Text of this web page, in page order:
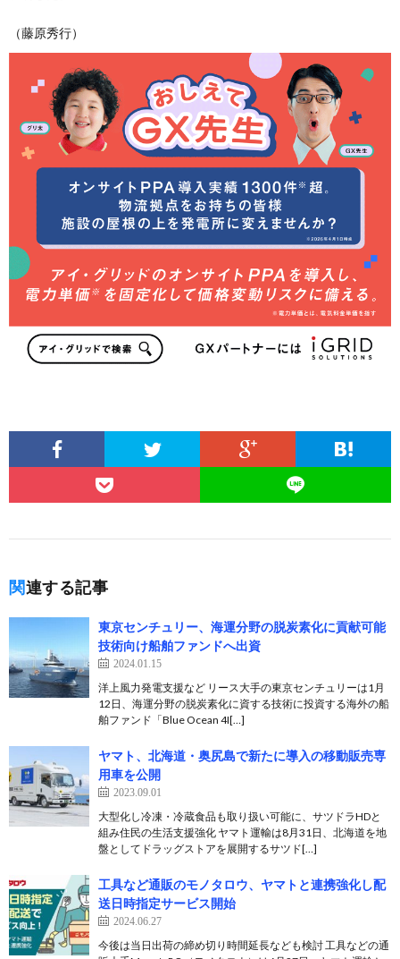
（藤原秀行）
関連する記事
東京センチュリー、海運分野の脱炭素化に貢献可能
技術向け船舶ファンドへ出資
2024.01.15
洋上風力発電支援など リース大手の東京センチュリーは1月
12日、海運分野の脱炭素化に資する技術に投資する海外の船
舶ファンド「Blue Ocean 4I[…]
ヤマト、北海道・奥尻島で新たに導入の移動販売専
用車を公開
2023.09.01
大型化し冷凍・冷蔵食品も取り扱い可能に、サツドラHDと
組み住民の生活支援強化 ヤマト運輸は8月31日、北海道を地
盤としてドラッグストアを展開するサツド[…]
工具など通販のモノタロウ、ヤマトと連携強化し配
送日時指定サービス開始
2024.06.27
今後は当日出荷の締め切り時間延長なども検討 工具などの通